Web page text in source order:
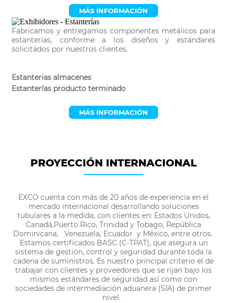
MÁS INFORMACIÓN
Fabricamos y entregamos componentes metálicos para
estanterías, conforme a los diseños y estándares
solicitados por nuestros clientes.
Estanterias almacenes
Estanterías producto terminado
MÁS INFORMACIÓN
PROYECCIÓN INTERNACIONAL
EXCO cuenta con más de 20 años de experiencia en el
mercado internacional desarrollando soluciones
tubulares a la medida, con clientes en: Estados Unidos,
Canadá,Puerto Rico, Trinidad y Tobago, República
Dominicana, Venezuela, Ecuador y México, entre otros.
Estamos certificados BASC (C-TPAT), que asegura un
sistema de gestión, control y seguridad durante toda la
cadena de suministros. Es nuestro principal criterio el de
trabajar con clientes y proveedores que se rijan bajo los
mismos estándares de seguridad así como con
sociedades de intermediación aduanera (SIA) de primer
nivel.